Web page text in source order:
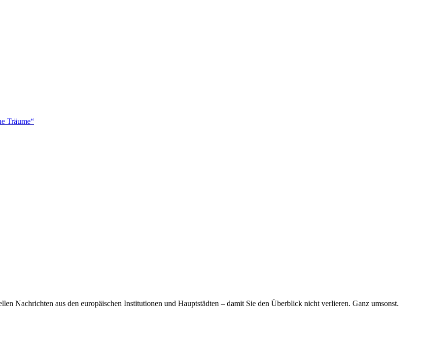
Träume“
Nachrichten aus den europäischen Institutionen und Hauptstädten – damit Sie den Überblick nicht verlieren. Ganz umsonst.